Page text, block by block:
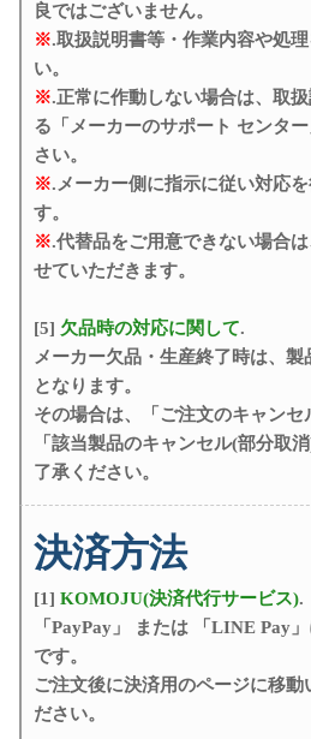
良ではございません。
※.取扱説明書等・作業内容や処
い。
※.正常に作動しない場合は、取
る「メーカーのサポート センタ
さい。
※.メーカー側に指示に従い対応
す。
※.代替品をご用意できない場合
せていただきます。
[5] 欠品時の対応に関して.
メーカー欠品・生産終了時は、
となります。
その場合は、「ご注文のキャン
「該当製品のキャンセル(部分取
了承ください。
決済方法
[1] KOMOJU(決済代行サービス).
「PayPay」 または 「LINE Pay
です。
ご注文後に決済用のページに移動
ださい。